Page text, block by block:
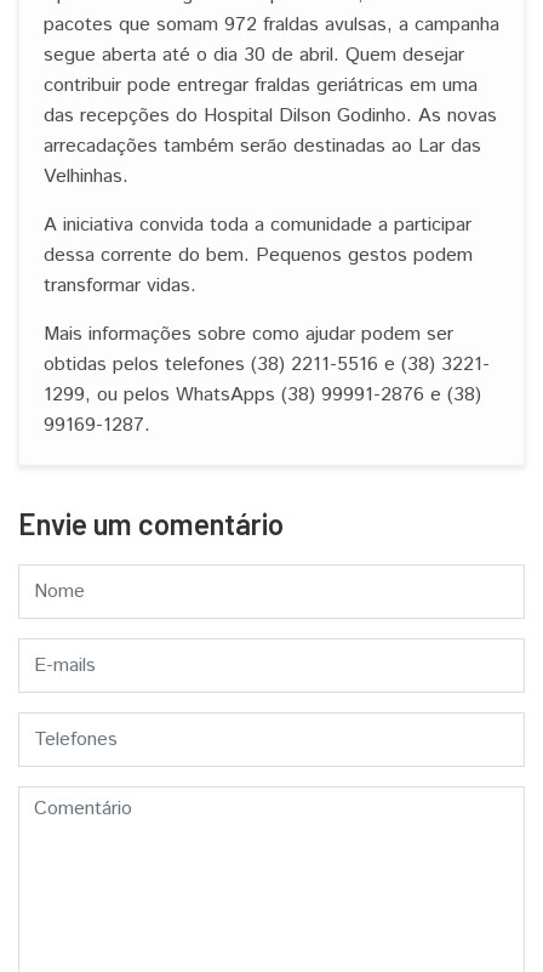
pacotes que somam 972 fraldas avulsas, a campanha
segue aberta até o dia 30 de abril. Quem desejar
contribuir pode entregar fraldas geriátricas em uma
das recepções do Hospital Dilson Godinho. As novas
arrecadações também serão destinadas ao Lar das
Velhinhas.
A iniciativa convida toda a comunidade a participar
dessa corrente do bem. Pequenos gestos podem
transformar vidas.
Mais informações sobre como ajudar podem ser
obtidas pelos telefones (38) 2211-5516 e (38) 3221-
1299, ou pelos WhatsApps (38) 99991-2876 e (38)
99169-1287.
Envie um comentário